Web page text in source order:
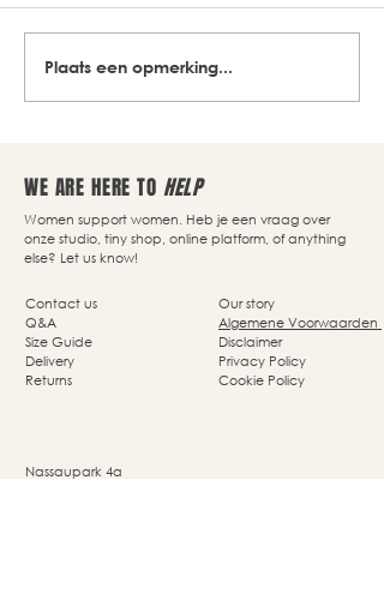
Plaats een opmerking...
WE ARE HERE TO HELP
Women support women. Heb je een vraag over
onze studio, tiny shop, online platform, of anything
else? Let us know!
Our story
Algemene Voorwaarden
Disclaimer
Privacy Policy
Cookie Policy
Contact us
Q&A
Size Guide
Delivery
Returns
Nassaupark 4a